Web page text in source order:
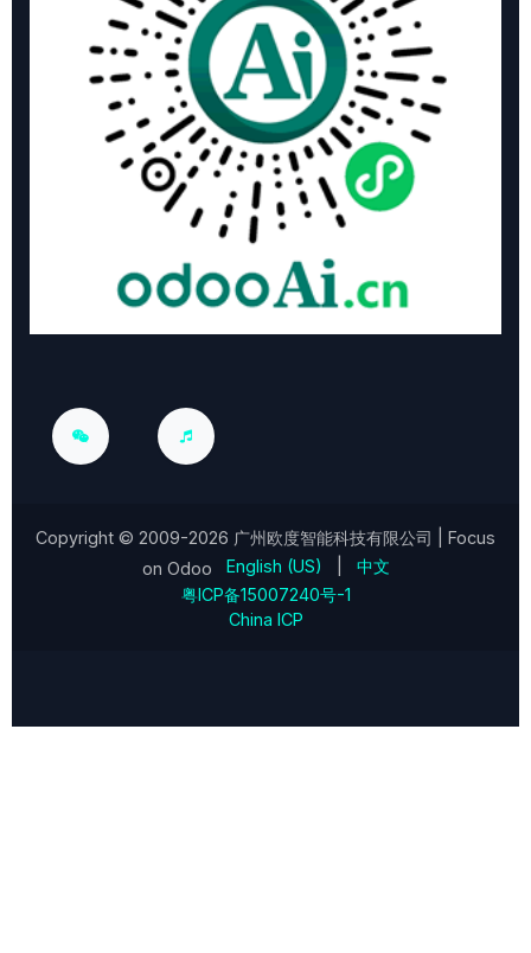
Copyright © 2009-2026 广州欧度智能科技有限公司
| Focus
on Odoo
English (US)
中文
粤ICP备15007240号-1
China ICP